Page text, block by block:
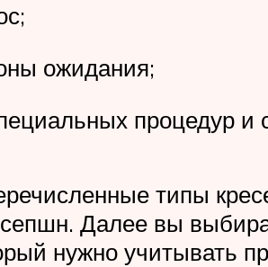
ожидания;
процедур и
типы
Далее вы
нужно учитывать